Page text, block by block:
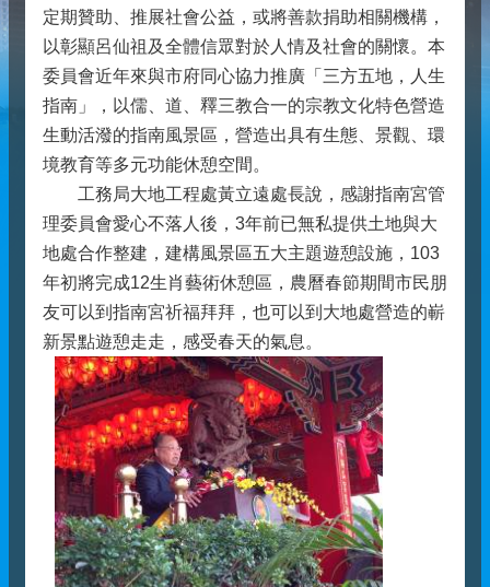
定期贊助、推展社會公益，或將善款捐助相關機構，
以彰顯呂仙祖及全體信眾對於人情及社會的關懷。本
委員會近年來與市府同心協力推廣「三方五地，人生
指南」，以儒、道、釋三教合一的宗教文化特色營造
生動活潑的指南風景區，營造出具有生態、景觀、環
境教育等多元功能休憩空間。
工務局大地工程處黃立遠處長說，感謝指南宮管
理委員會愛心不落人後，3年前已無私提供土地與大
地處合作整建，建構風景區五大主題遊憩設施，103
年初將完成12生肖藝術休憩區，農曆春節期間市民朋
友可以到指南宮祈福拜拜，也可以到大地處營造的嶄
新景點遊憩走走，感受春天的氣息。